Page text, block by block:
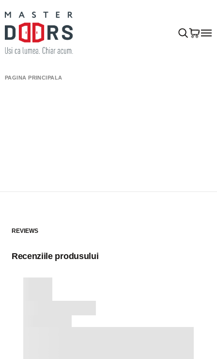
PAGINA PRINCIPALĂ
REVIEWS
Recenziile produsului